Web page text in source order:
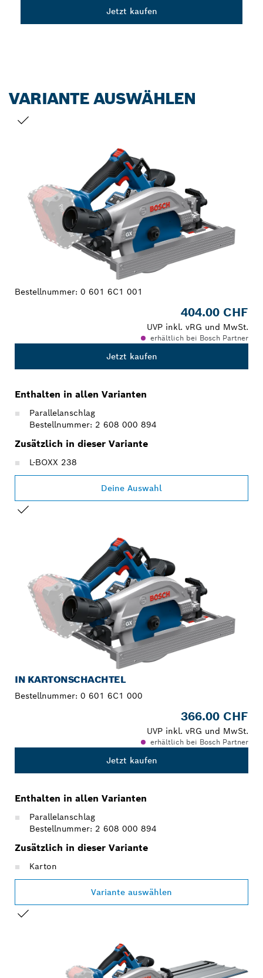
Jetzt kaufen
VARIANTE AUSWÄHLEN
Bestellnummer: 0 601 6C1 001
404.00 CHF
UVP inkl. vRG und MwSt.
erhältlich bei Bosch Partner
Jetzt kaufen
Enthalten in allen Varianten
Parallelanschlag
Bestellnummer: 2 608 000 894
Zusätzlich in dieser Variante
L-BOXX 238
Deine Auswahl
IN KARTONSCHACHTEL
Bestellnummer: 0 601 6C1 000
366.00 CHF
UVP inkl. vRG und MwSt.
erhältlich bei Bosch Partner
Jetzt kaufen
Enthalten in allen Varianten
Parallelanschlag
Bestellnummer: 2 608 000 894
Zusätzlich in dieser Variante
Karton
Variante auswählen